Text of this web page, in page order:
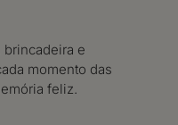
e
momento das
feliz.